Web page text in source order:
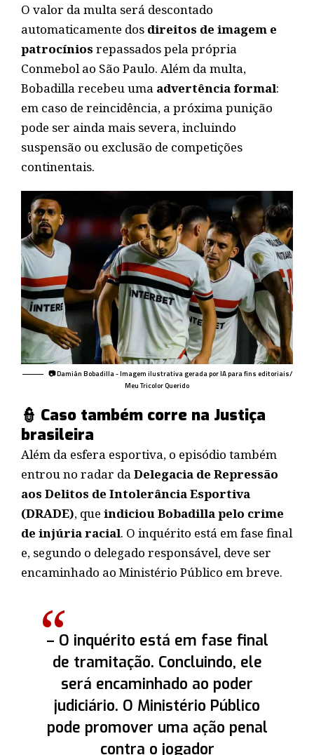
O valor da multa será descontado
automaticamente dos direitos de imagem e
patrocínios repassados pela própria
Conmebol ao São Paulo. Além da multa,
Bobadilla recebeu uma advertência formal:
em caso de reincidência, a próxima punição
pode ser ainda mais severa, incluindo
suspensão ou exclusão de competições
continentais.
📷 Damián Bobadilla - Imagem ilustrativa gerada por IA para fins editoriais/
Meu Tricolor Querido
👮 Caso também corre na Justiça
brasileira
Além da esfera esportiva, o episódio também
entrou no radar daDelegacia de Repressão
aos Delitos de Intolerância Esportiva
(DRADE), que indiciou Bobadilla pelo crime
de injúria racial. O inquérito está em fase final
e, segundo o delegado responsável, deve ser
encaminhado ao Ministério Público em breve.
– O inquérito está em fase final
de tramitação. Concluindo, ele
será encaminhado ao poder
judiciário. O Ministério Público
pode promover uma ação penal
contra o jogador